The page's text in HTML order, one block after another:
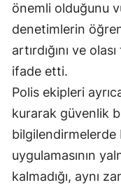
önemli olduğunu
denetimlerin
artırdığını ve
ifade etti.
Polis ekipleri
kurarak güvenlik
bilgilendirmelerde
uygulamasının
kalmadığı, aynı